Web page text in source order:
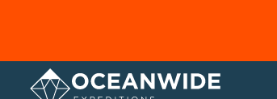
Croisières
61 croisière trouvée